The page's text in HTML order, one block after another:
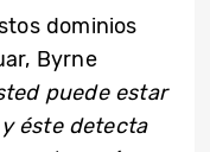
dominios
Byrne
puede estar
éste detecta